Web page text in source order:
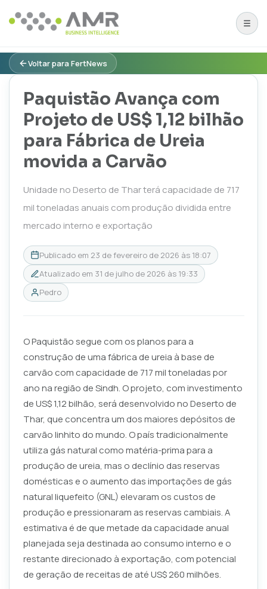
Voltar para FertNews
Paquistão Avança com
Projeto de US$ 1,12 bilhão
para Fábrica de Ureia
movida a Carvão
Unidade no Deserto de Thar terá capacidade de 717
mil toneladas anuais com produção dividida entre
mercado interno e exportação
Publicado em 23 de fevereiro de 2026 às 18:07
Atualizado em 31 de julho de 2026 às 19:33
Pedro
O Paquistão segue com os planos para a
construção de uma fábrica de ureia à base de
carvão com capacidade de 717 mil toneladas por
ano na região de Sindh. O projeto, com investimento
de US$ 1,12 bilhão, será desenvolvido no Deserto de
Thar, que concentra um dos maiores depósitos de
carvão linhito do mundo. O país tradicionalmente
utiliza gás natural como matéria-prima para a
produção de ureia, mas o declínio das reservas
domésticas e o aumento das importações de gás
natural liquefeito (GNL) elevaram os custos de
produção e pressionaram as reservas cambiais. A
estimativa é de que metade da capacidade anual
planejada seja destinada ao consumo interno e o
restante direcionado à exportação, com potencial
de geração de receitas de até US$ 260 milhões.